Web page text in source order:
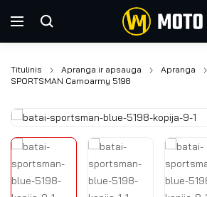
Titulinis Apranga ir apsauga Apranga
SPORTSMAN Camoarmy 5198